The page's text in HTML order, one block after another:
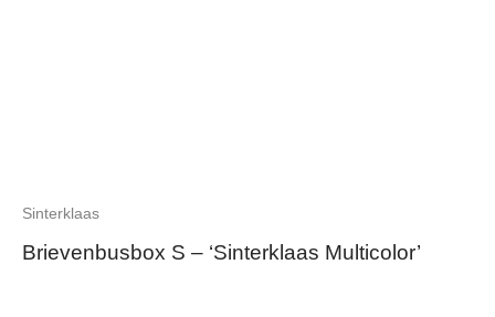
Sinterklaas
Brievenbusbox S – ‘Sinterklaas Multicolor’